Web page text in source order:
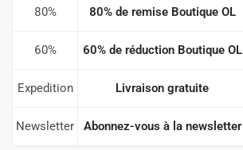
80% 80% de remise Boutique OL
60% 60% de réduction Boutique OL
Expedition Livraison gratuite
Newsletter Abonnez-vous à la newsletter